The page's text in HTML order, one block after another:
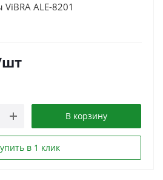
ALE-8201
В корзину
в 1 клик